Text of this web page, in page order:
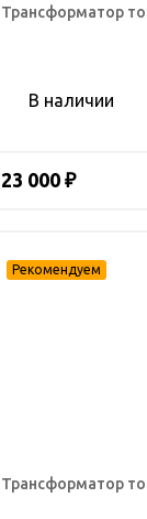
Трансформатор
В наличии
23 000 ₽
Трансформатор